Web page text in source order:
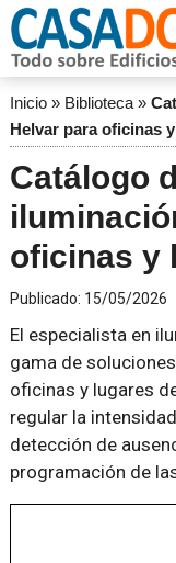
Inicio» Biblioteca»
Helvar para oficinas
Catálogo
oficinas y
Publicado: 15/05/2026
El especialista en
gama de
oficinas y lugares
regular la
detección de
programación de